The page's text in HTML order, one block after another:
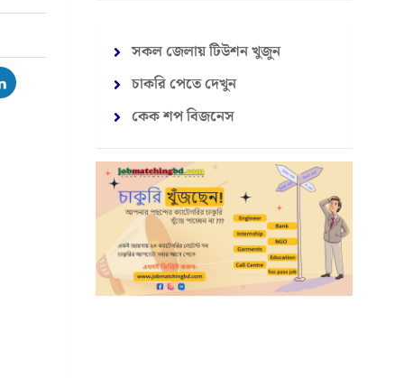
সকল জেলায় টিউশন খুজুন
চাকরি পেতে দেখুন
কেক শপ বিজনেস